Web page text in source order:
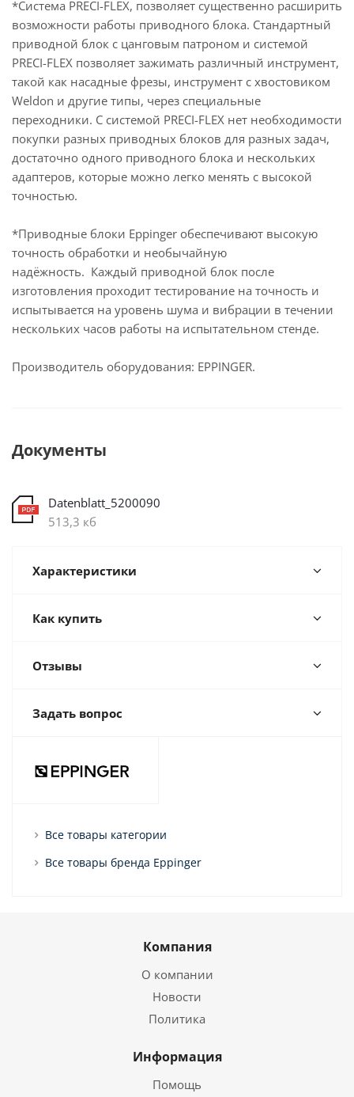
*Система PRECI-FLEX, позволяет существенно расширить
возможности работы приводного блока. Стандартный
приводной блок с цанговым патроном и системой
PRECI-FLEX позволяет зажимать различный инструмент,
такой как насадные фрезы, инструмент с хвостовиком
Weldon и другие типы, через специальные
переходники. С системой PRECI-FLEX нет необходимости
покупки разных приводных блоков для разных задач,
достаточно одного приводного блока и нескольких
адаптеров, которые можно легко менять с высокой
точностью.
*Приводные блоки Eppinger обеспечивают высокую
точность обработки и необычайную
надёжность. Каждый приводной блок после
изготовления проходит тестирование на точность и
испытывается на уровень шума и вибрации в течении
нескольких часов работы на испытательном стенде.
Производитель оборудования: EPPINGER.
Документы
Datenblatt_5200090
513,3 кб
Характеристики
Как купить
Отзывы
Задать вопрос
Все товары категории
Все товары бренда Eppinger
Компания
О компании
Новости
Политика
Информация
Помощь